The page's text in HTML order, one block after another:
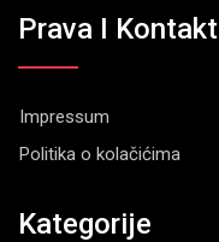
Prava I Kontakt
Impressum
Politika o kolačićima
Kategorije